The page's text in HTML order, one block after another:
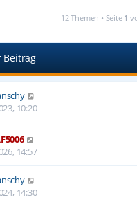
12 Themen • Seite 1
Beitrag
10:20
14:57
14:30